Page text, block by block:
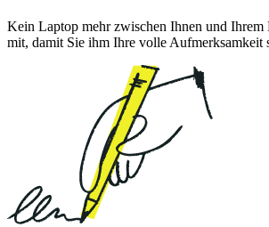
Kein Laptop mehr zwischen Ihnen und Ihrem
mit, damit Sie ihm Ihre volle Aufmerksamkeit